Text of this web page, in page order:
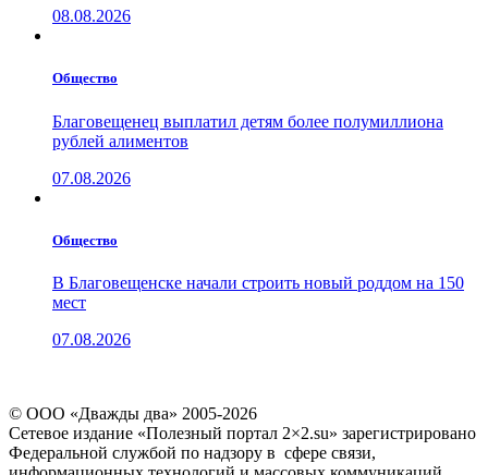
08.08.2026
Общество
Благовещенец выплатил детям более полумиллиона
рублей алиментов
07.08.2026
Общество
В Благовещенске начали строить новый роддом на 150
мест
07.08.2026
© ООО «Дважды два» 2005-2026
Сетевое издание «Полезный портал 2×2.su» зарегистрировано
Федеральной службой по надзору в сфере связи,